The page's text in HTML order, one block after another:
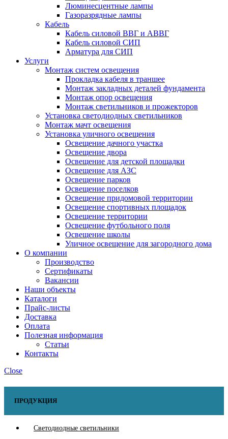
Люминесцентные лампы
Газоразрядные лампы
Кабель
Кабель силовой ВВГ и АВВГ
Кабель силовой СИП
Арматура для СИП
Услуги
Монтаж систем освещения
Прокладка кабеля в траншее
Монтаж закладных деталей фундамента
Монтаж опор освещения
Монтаж светильников и прожекторов
Установка светодиодных светильников
Монтаж мачт освещения
Установка уличного освещения
Освещение дачного участка
Освещение двора
Освещение для детской площадки
Освещение для АЗС
Освещение парков
Освещение поселков
Освещение придомовой территории
Освещение спортивных площадок
Освещение территории
Освещение футбольного поля
Освещение школы
Уличное освещение для загородного дома
О компании
Производство
Сертификаты
Вакансии
Наши объекты
Каталоги
Прайс-листы
Доставка
Оплата
Полезная информация
Статьи
Контакты
Close
ПРОДУКЦИЯ
Светодиодные светильники